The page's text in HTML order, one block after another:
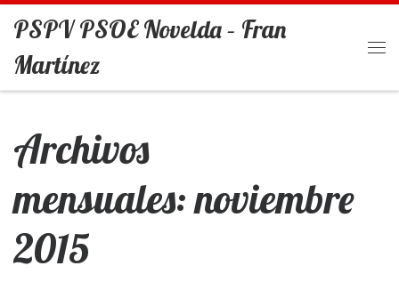
Saltar al contenido
PSPV PSOE Novelda – Fran
Martínez
Archivos
mensuales:noviembre
2015